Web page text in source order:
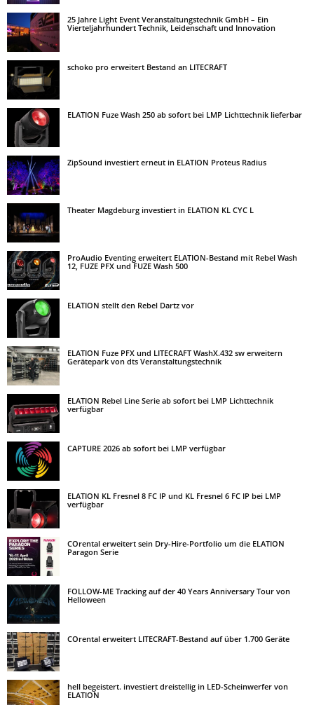
25 Jahre Light Event Veranstaltungstechnik GmbH – Ein
Vierteljahrhundert Technik, Leidenschaft und Innovation
schoko pro erweitert Bestand an LITECRAFT
ELATION Fuze Wash 250 ab sofort bei LMP Lichttechnik lieferbar
ZipSound investiert erneut in ELATION Proteus Radius
Theater Magdeburg investiert in ELATION KL CYC L
ProAudio Eventing erweitert ELATION-Bestand mit Rebel Wash
12, FUZE PFX und FUZE Wash 500
ELATION stellt den Rebel Dartz vor
ELATION Fuze PFX und LITECRAFT WashX.432 sw erweitern
Gerätepark von dts Veranstaltungstechnik
ELATION Rebel Line Serie ab sofort bei LMP Lichttechnik
verfügbar
CAPTURE 2026 ab sofort bei LMP verfügbar
ELATION KL Fresnel 8 FC IP und KL Fresnel 6 FC IP bei LMP
verfügbar
COrental erweitert sein Dry-Hire-Portfolio um die ELATION
Paragon Serie
FOLLOW-ME Tracking auf der 40 Years Anniversary Tour von
Helloween
COrental erweitert LITECRAFT-Bestand auf über 1.700 Geräte
hell begeistert. investiert dreistellig in LED-Scheinwerfer von
ELATION